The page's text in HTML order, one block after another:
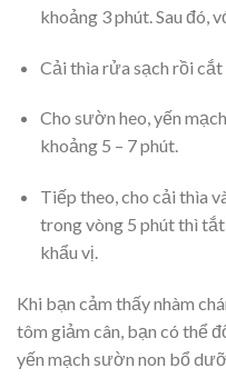
khoảng 3 phút. Sau đó,
Cải thìa rửa sạch rồi cắt
Cho sườn heo, yến
khoảng 5 – 7 phút.
Tiếp theo, cho cải thìa
trong vòng 5 phút thì
khẩu vị.
Khi bạn cảm thấy nhàm
tôm giảm cân, bạn có thể
yến mạch sườn non bổ